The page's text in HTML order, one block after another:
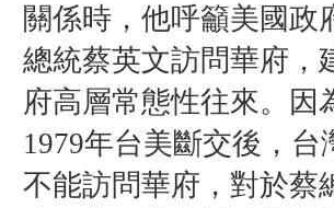
關係時，他呼籲美國政
總統蔡英文訪問華府，
府高層常態性往來。因
1979年台美斷交後，台
不能訪問華府，對於蔡